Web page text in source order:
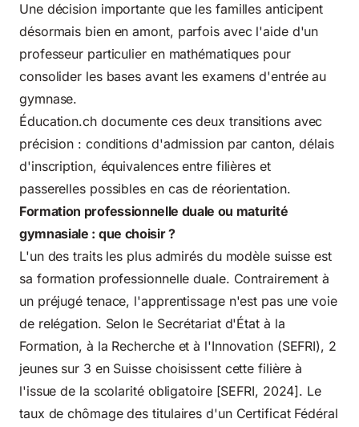
Une décision importante que les familles anticipent
désormais bien en amont, parfois avec l'aide d'un
professeur particulier en mathématiques pour
consolider les bases avant les examens d'entrée au
gymnase.
Éducation.ch documente ces deux transitions avec
précision : conditions d'admission par canton, délais
d'inscription, équivalences entre filières et
passerelles possibles en cas de réorientation.
Formation professionnelle duale ou maturité
gymnasiale : que choisir ?
L'un des traits les plus admirés du modèle suisse est
sa formation professionnelle duale. Contrairement à
un préjugé tenace, l'apprentissage n'est pas une voie
de relégation. Selon le Secrétariat d'État à la
Formation, à la Recherche et à l'Innovation (SEFRI), 2
jeunes sur 3 en Suisse choisissent cette filière à
l'issue de la scolarité obligatoire [SEFRI, 2024]. Le
taux de chômage des titulaires d'un Certificat Fédéral